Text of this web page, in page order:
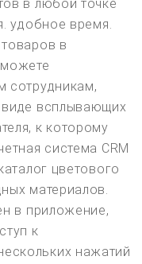
в любой точке
удобное время.
в
сотрудникам,
всплывающих
к которому
система CRM
цветового
материалов.
в приложение,
к
нажатий